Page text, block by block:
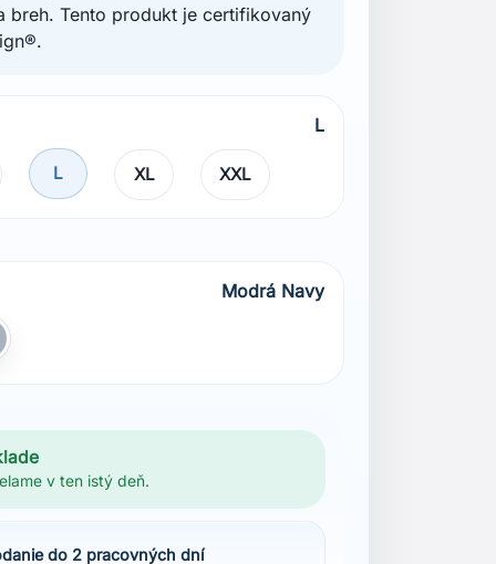
breh. Tento produkt je certifikovaný
L
L XL XXL
Modrá Navy
v ten istý deň.
do 2 pracovných dní